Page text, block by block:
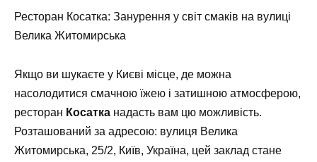
Ресторан Косатка: Занурення у світ смаків на вулиці
Велика Житомирська
Якщо ви шукаєте у Києві місце, де можна
насолодитися смачною їжею і затишною атмосферою,
ресторан Косатка надасть вам цю можливість.
Розташований за адресою: вулиця Велика
Житомирська, 25/2, Київ, Україна, цей заклад стане